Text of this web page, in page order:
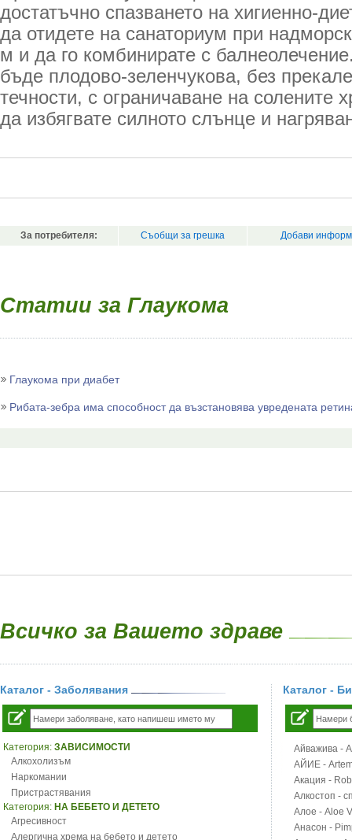
достатъчно спазването на хигиенно-
да отидете на санаториум при
м и да го комбинирате с
бъде плодово-зеленчукова, без
течности, с ограничаване на солените
да избягвате силното слънце и
За потребителя: Съобщи за грешка Добави
Статии за Глаукома
Глаукома при диабет
Рибата-зебра има способност да възстановява увредената
Всичко за Вашето здраве
Каталог - Заболявания
Категория: ЗАВИСИМОСТИ
Алкохолизъм
Наркомании
Пристрастявания
Категория: НА БЕБЕТО И ДЕТЕТО
Агресивност
Алергична хрема на бебето и детето
Каталог -
Айважива -
АЙИЕ -
Акация -
Алкостоп -
Алое - Aloe
Анасон -